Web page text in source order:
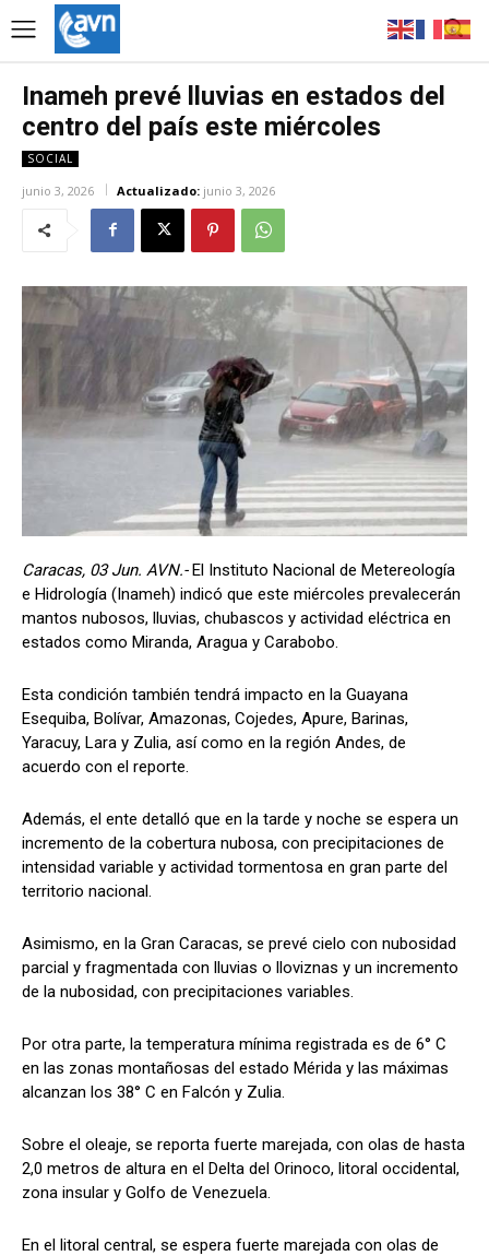
Inameh prevé lluvias en estados del
centro del país este miércoles
SOCIAL
junio 3, 2026 Actualizado: junio 3, 2026
Caracas, 03 Jun. AVN.-El Instituto Nacional de Metereología
e Hidrología (Inameh) indicó que este miércoles prevalecerán
mantos nubosos, lluvias, chubascos y actividad eléctrica en
estados como Miranda, Aragua y Carabobo.
Esta condición también tendrá impacto en la Guayana
Esequiba, Bolívar, Amazonas, Cojedes, Apure, Barinas,
Yaracuy, Lara y Zulia, así como en la región Andes, de
acuerdo con el reporte.
Además, el ente detalló que en la tarde y noche se espera un
incremento de la cobertura nubosa, con precipitaciones de
intensidad variable y actividad tormentosa en gran parte del
territorio nacional.
Asimismo, en la Gran Caracas, se prevé cielo con nubosidad
parcial y fragmentada con lluvias o lloviznas y un incremento
de la nubosidad, con precipitaciones variables.
Por otra parte, la temperatura mínima registrada es de 6° C
en las zonas montañosas del estado Mérida y las máximas
alcanzan los 38° C en Falcón y Zulia.
Sobre el oleaje, se reporta fuerte marejada, con olas de hasta
2,0 metros de altura en el Delta del Orinoco, litoral occidental,
zona insular y Golfo de Venezuela.
En el litoral central, se espera fuerte marejada con olas de